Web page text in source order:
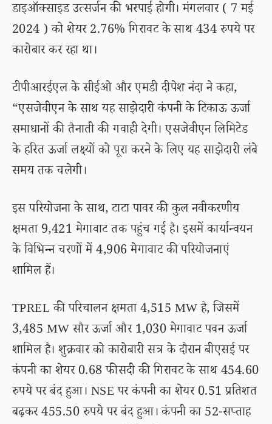
डाइऑक्साइड उत्सर्जन की भरपाई होगी। मंगलवार ( 7 मई
2024 ) को शेयर 2.76% गिरावट के साथ 434 रुपये पर
कारोबार कर रहा था।
टीपीआरईएल के सीईओ और एमडी दीपेश नंदा ने कहा,
“एसजेवीएन के साथ यह साझेदारी कंपनी के टिकाऊ ऊर्जा
समाधानों की तैनाती की गवाही देगी। एसजेवीएन लिमिटेड
के हरित ऊर्जा लक्ष्यों को पूरा करने के लिए यह साझेदारी लंबे
समय तक चलेगी।
इस परियोजना के साथ, टाटा पावर की कुल नवीकरणीय
क्षमता 9,421 मेगावाट तक पहुंच गई है। इसमें कार्यान्वयन
के विभिन्न चरणों में 4,906 मेगावाट की परियोजनाएं
शामिल हैं।
TPREL की परिचालन क्षमता 4,515 MW है, जिसमें
3,485 MW सौर ऊर्जा और 1,030 मेगावाट पवन ऊर्जा
शामिल है। शुक्रवार को कारोबारी सत्र के दौरान बीएसई पर
कंपनी का शेयर 0.68 फीसदी की गिरावट के साथ 454.60
रुपये पर बंद हुआ। NSE पर कंपनी का शेयर 0.51 प्रतिशत
बढ़कर 455.50 रुपये पर बंद हुआ। कंपनी का 52-सप्ताह